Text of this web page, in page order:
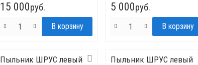
15 000руб. 5 000руб.
Пыльник ШРУС левый
Пыльник ШРУС левый